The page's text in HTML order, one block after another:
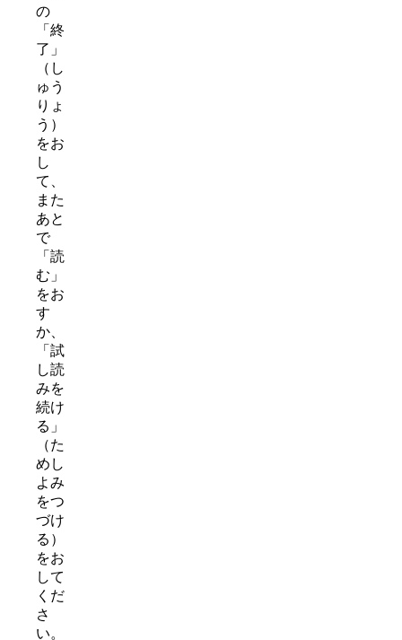
の
「終
了」
（し
ゅう
りょ
う）
をお
し
て、
また
あと
で
「読
む」
をお
す
か、
「試
し読
みを
続け
る」
（た
めし
よみ
をつ
づけ
る）
をお
して
くだ
さ
い。